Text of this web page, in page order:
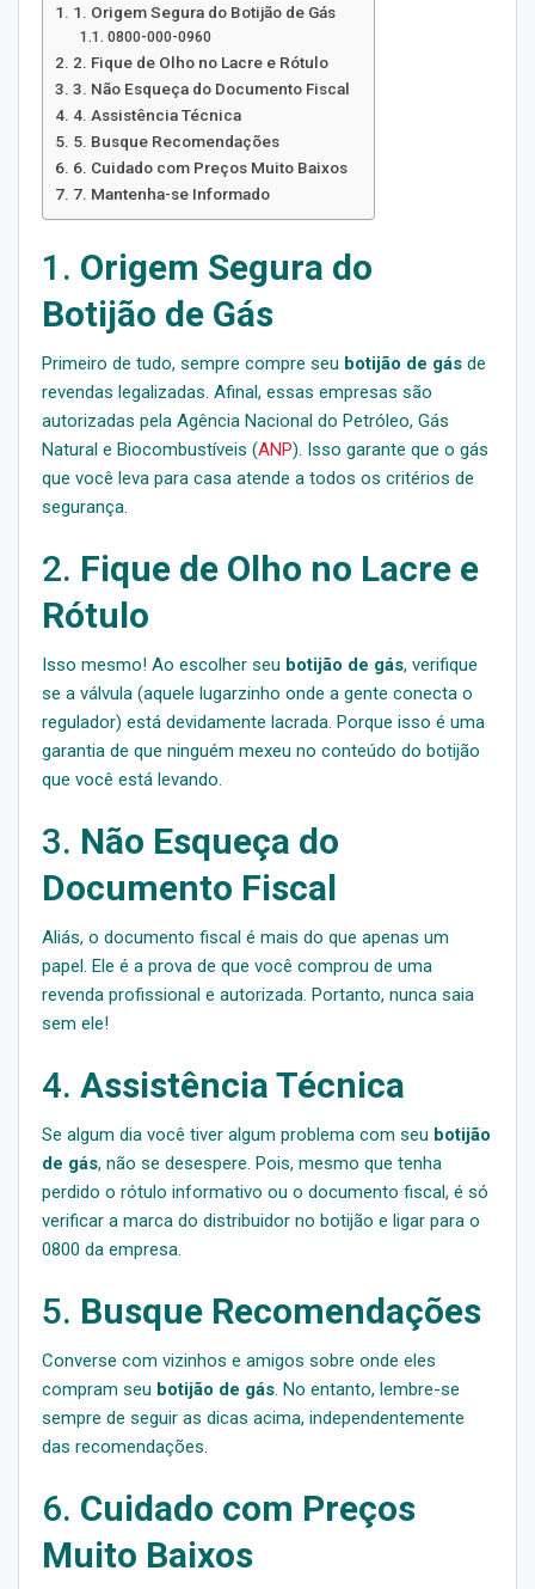
1. Origem Segura do Botijão de Gás
0800-000-0960
2. Fique de Olho no Lacre e Rótulo
3. Não Esqueça do Documento Fiscal
4. Assistência Técnica
5. Busque Recomendações
6. Cuidado com Preços Muito Baixos
7. Mantenha-se Informado
1. Origem Segura do
Botijão de Gás
Primeiro de tudo, sempre compre seu botijão de gás de
revendas legalizadas. Afinal, essas empresas são
autorizadas pela Agência Nacional do Petróleo, Gás
Natural e Biocombustíveis (ANP). Isso garante que o gás
que você leva para casa atende a todos os critérios de
segurança.
2. Fique de Olho no Lacre e
Rótulo
Isso mesmo! Ao escolher seu botijão de gás, verifique
se a válvula (aquele lugarzinho onde a gente conecta o
regulador) está devidamente lacrada. Porque isso é uma
garantia de que ninguém mexeu no conteúdo do botijão
que você está levando.
3. Não Esqueça do
Documento Fiscal
Aliás, o documento fiscal é mais do que apenas um
papel. Ele é a prova de que você comprou de uma
revenda profissional e autorizada. Portanto, nunca saia
sem ele!
4. Assistência Técnica
Se algum dia você tiver algum problema com seu botijão
de gás, não se desespere. Pois, mesmo que tenha
perdido o rótulo informativo ou o documento fiscal, é só
verificar a marca do distribuidor no botijão e ligar para o
0800 da empresa.
5. Busque Recomendações
Converse com vizinhos e amigos sobre onde eles
compram seu botijão de gás. No entanto, lembre-se
sempre de seguir as dicas acima, independentemente
das recomendações.
6. Cuidado com Preços
Muito Baixos